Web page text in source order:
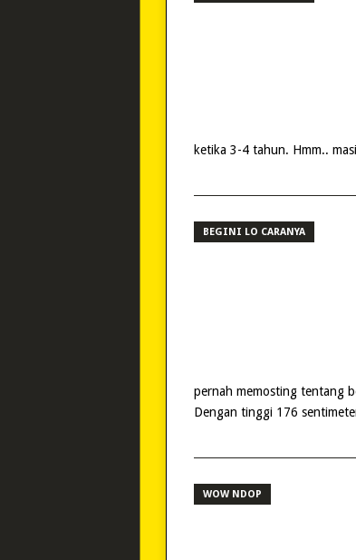
ketika 3-4 tahun. Hmm..
BEGINI LO CARANYA
pernah memosting tentang
Dengan tinggi 176
WOW NDOP